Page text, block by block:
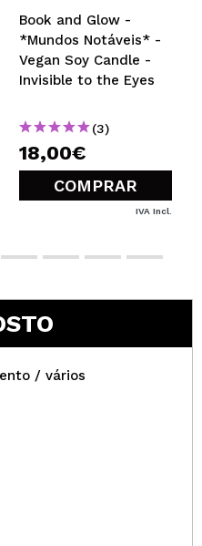
Book and Glow -
*Mundos Notáveis* -
Vegan Soy Candle -
Invisible to the Eyes
(3)
18,00€
COMPRAR
IVA Incl.
/ vários